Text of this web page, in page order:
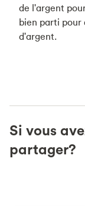
de l'argent
bien parti pour
d'argent.
Si vous
partager?